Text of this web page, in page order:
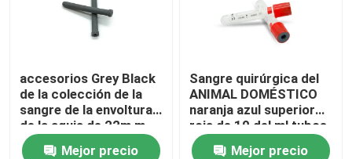
accesorios Grey Black
de la colección de la
sangre de la envoltura
de la aguja de 22m m
23m m
Mejor precio
Sangre quirúrgica del
ANIMAL DOMÉSTICO
naranja azul superior
roja de 10 del ml tubos
de la sangre
Mejor precio